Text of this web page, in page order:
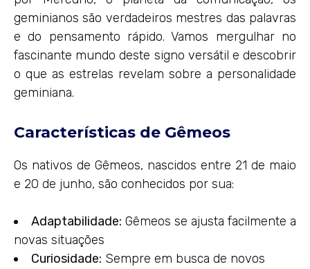
geminianos são verdadeiros mestres das palavras
e do pensamento rápido. Vamos mergulhar no
fascinante mundo deste signo versátil e descobrir
o que as estrelas revelam sobre a personalidade
geminiana.
Características de Gêmeos
Os nativos de Gêmeos, nascidos entre 21 de maio
e 20 de junho, são conhecidos por sua:
Adaptabilidade: Gêmeos se ajusta facilmente a
novas situações
Curiosidade: Sempre em busca de novos